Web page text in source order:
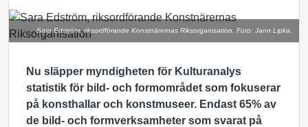
Sara Edström, riksordförande Konstnärernas Riksorganisation. Foto: Jann Lipka.
Nu släpper myndigheten för Kulturanalys
statistik för bild- och formområdet som fokuserar
på konsthallar och konstmuseer. Endast 65% av
de bild- och formverksamheter som svarat på